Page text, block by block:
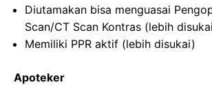
Diutamakan bisa menguasai
Scan/CT Scan Kontras (lebih
Memiliki PPR aktif (lebih disukai)
Apoteker